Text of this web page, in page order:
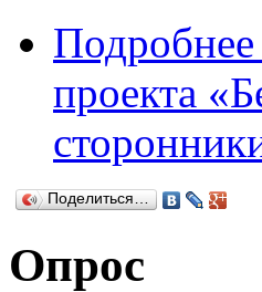
Подробнее
проекта
Поделиться…
Опрос